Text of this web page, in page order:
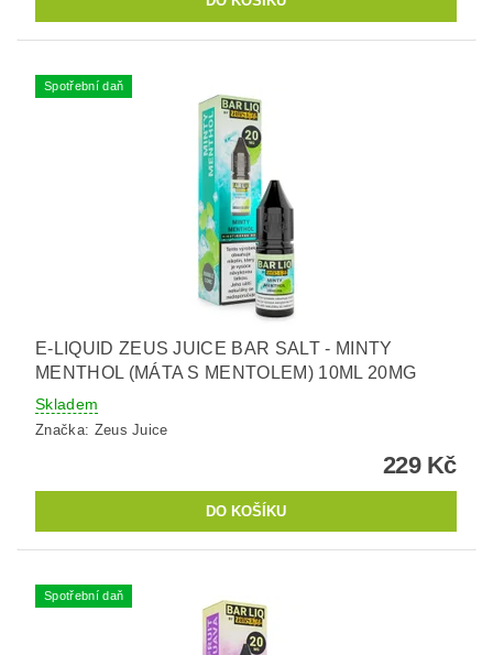
Spotřební daň
E-LIQUID ZEUS JUICE BAR SALT - MINTY
MENTHOL (MÁTA S MENTOLEM) 10ML 20MG
Skladem
Značka: Zeus Juice
229 Kč
Spotřební daň